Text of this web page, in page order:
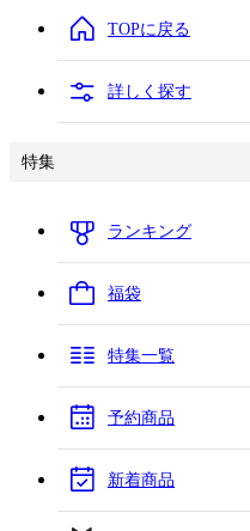
TOPに戻る
詳しく探す
特集
ランキング
福袋
特集一覧
予約商品
新着商品